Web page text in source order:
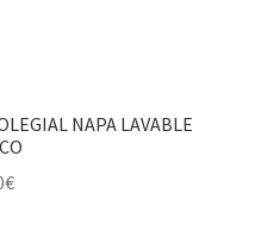
NAPA LAVABLE
€